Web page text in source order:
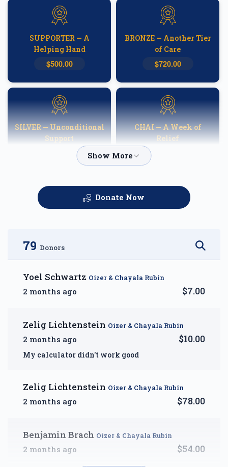
SUPPORTER — A
Helping Hand
$500.00
BRONZE — Another Tier
of Care
$720.00
SILVER — Unconditional
Support
CHAI — A Week of
Relief
$1,800.00
$5,000.00
Donate Now
79 Donors
Yoel Schwartz Oizer & Chayala Rubin
2 months ago $7.00
Zelig Lichtenstein Oizer & Chayala Rubin
2 months ago $10.00
My calculator didn't work good
Zelig Lichtenstein Oizer & Chayala Rubin
2 months ago $78.00
Benjamin Brach Oizer & Chayala Rubin
2 months ago $54.00